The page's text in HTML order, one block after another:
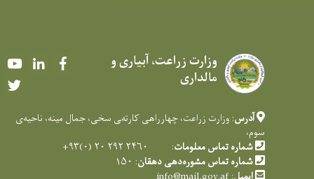
وزارت زراعت، آبیاری و
مالداری
YoutubeLinkedIn
آدرس: وزارت زراعت، چهارراهی کارته‌‍ی سخی، جمال مینه، ناحیه‌ی
سوم،
شماره تماس معلومات: ۲۴۶۰ ۲۹۲ ۲۰ (۰)۹۳+
شماره تماس مشوره‌دهی دهقان: ۱۵۰